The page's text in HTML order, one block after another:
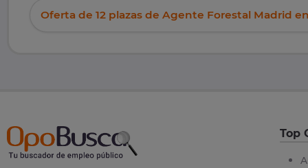
Oferta de 12 plazas de Agente Forestal Madrid
Top